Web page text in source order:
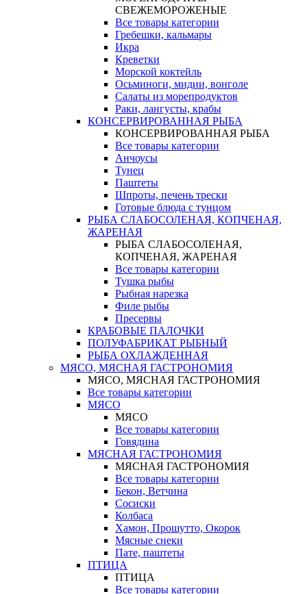
СВЕЖЕМОРОЖЕНЫЕ
Все товары категории
Гребешки, кальмары
Икра
Креветки
Морской коктейль
Осьминоги, мидии, вонголе
Салаты из морепродуктов
Раки, лангусты, крабы
КОНСЕРВИРОВАННАЯ РЫБА
КОНСЕРВИРОВАННАЯ РЫБА
Все товары категории
Анчоусы
Тунец
Паштеты
Шпроты, печень трески
Готовые блюда с тунцом
РЫБА СЛАБОСОЛЕНАЯ, КОПЧЕНАЯ,
ЖАРЕНАЯ
РЫБА СЛАБОСОЛЕНАЯ,
КОПЧЕНАЯ, ЖАРЕНАЯ
Все товары категории
Тушка рыбы
Рыбная нарезка
Филе рыбы
Пресервы
КРАБОВЫЕ ПАЛОЧКИ
ПОЛУФАБРИКАТ РЫБНЫЙ
РЫБА ОХЛАЖДЕННАЯ
МЯСО, МЯСНАЯ ГАСТРОНОМИЯ
МЯСО, МЯСНАЯ ГАСТРОНОМИЯ
Все товары категории
МЯСО
МЯСО
Все товары категории
Говядина
МЯСНАЯ ГАСТРОНОМИЯ
МЯСНАЯ ГАСТРОНОМИЯ
Все товары категории
Бекон, Ветчина
Сосиски
Колбаса
Хамон, Прошутто, Окорок
Мясные снеки
Пате, паштеты
ПТИЦА
ПТИЦА
Все товары категории